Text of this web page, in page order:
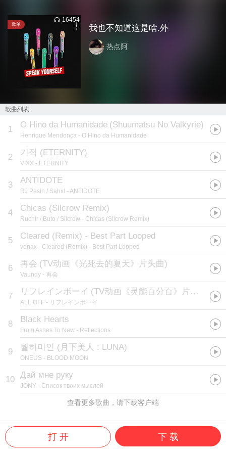
歌单
16454
我也不知道这是啥.外
热点阿
歌曲列表
1 O Hino da Humanidade (Shuumatsu No Valkyrie)
Henrique Mendonça - O Hino da Humanidade
2 기적 (ETERNITY)
VIXX - ETERNITY
3 ANTIDOTE
RJ Pasin / Sahxl - ANTIDOTE
4 Chicas (Silcrow Remix)
Ruchir / Buto / Silcrow - Chicas (Silcrow Remix)
5 Cleared (Remix) - Best Part Looped
venax - Cleared (Remix) - Best Part Looped
6 再会 (TV动画《光死去的夏天》片头曲)
Vaundy - 再会
7 リフレインボーイ (TV动画《灵能百分百》片尾曲:TVアニメ「モブサイコ100」EDテーマ
ALL OFF - リフレインボーイ
8 Black Hearts
From Ashes To New - Reflections
9 월하미인 (月下美人 : LUNA)
ONEUS - BLOOD MOON
10 Дай мне руку
JONY - Список твоих мыслей
查看更多歌曲，请下载客户端
打 开 下 载